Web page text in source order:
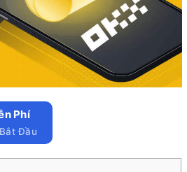
Phí
Đầu